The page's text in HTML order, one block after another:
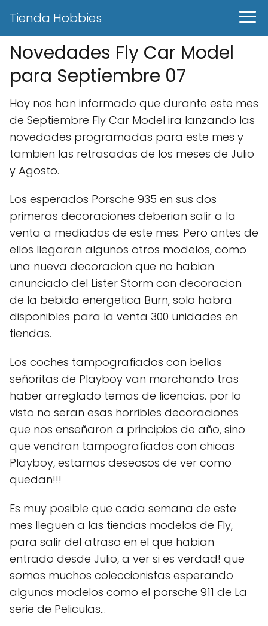
Tienda Hobbies
Novedades Fly Car Model
para Septiembre 07
Hoy nos han informado que durante este mes
de Septiembre Fly Car Model ira lanzando las
novedades programadas para este mes y
tambien las retrasadas de los meses de Julio
y Agosto.
Los esperados Porsche 935 en sus dos
primeras decoraciones deberian salir a la
venta a mediados de este mes. Pero antes de
ellos llegaran algunos otros modelos, como
una nueva decoracion que no habian
anunciado del Lister Storm con decoracion
de la bebida energetica Burn, solo habra
disponibles para la venta 300 unidades en
tiendas.
Los coches tampografiados con bellas
señoritas de Playboy van marchando tras
haber arreglado temas de licencias. por lo
visto no seran esas horribles decoraciones
que nos enseñaron a principios de año, sino
que vendran tampografiados con chicas
Playboy, estamos deseosos de ver como
quedan!!!
Es muy posible que cada semana de este
mes lleguen a las tiendas modelos de Fly,
para salir del atraso en el que habian
entrado desde Julio, a ver si es verdad! que
somos muchos coleccionistas esperando
algunos modelos como el porsche 911 de La
serie de Peliculas...